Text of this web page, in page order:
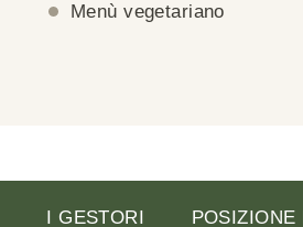
Menù vegetariano
I GESTORI